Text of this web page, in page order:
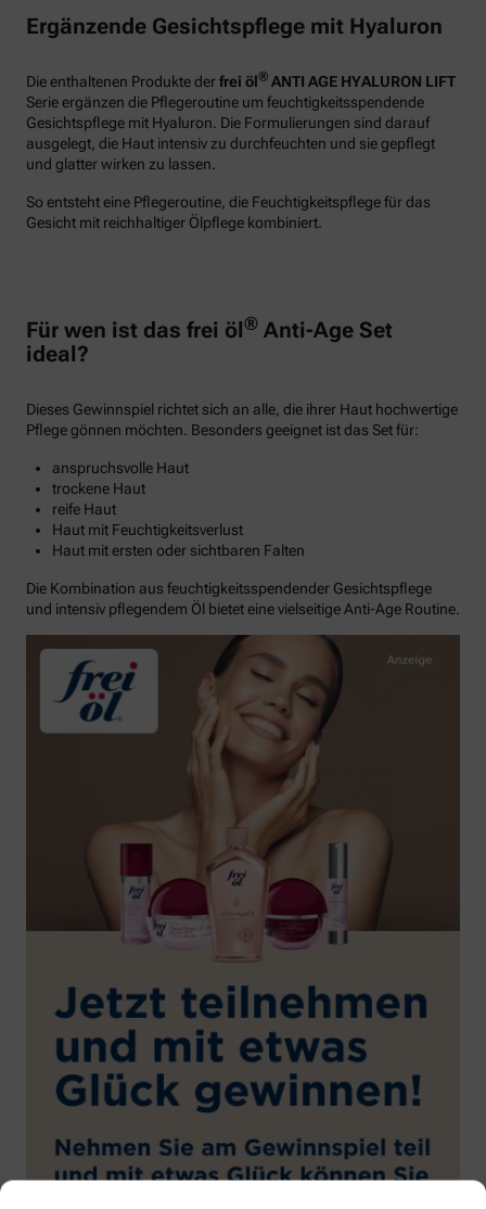
Ergänzende Gesichtspflege mit Hyaluron
Die enthaltenen Produkte derfrei öl® ANTI AGE HYALURON LIFT
Serie ergänzen die Pflegeroutine um feuchtigkeitsspendende
Gesichtspflege mit Hyaluron. Die Formulierungen sind darauf
ausgelegt, die Haut intensiv zu durchfeuchten und sie gepflegt
und glatter wirken zu lassen.
So entsteht eine Pflegeroutine, die Feuchtigkeitspflege für das
Gesicht mit reichhaltiger Ölpflege kombiniert.
Für wen ist das frei öl® Anti-Age Set
ideal?
Dieses Gewinnspiel richtet sich an alle, die ihrer Haut hochwertige
Pflege gönnen möchten. Besonders geeignet ist das Set für:
anspruchsvolle Haut
trockene Haut
reife Haut
Haut mit Feuchtigkeitsverlust
Haut mit ersten oder sichtbaren Falten
Die Kombination aus feuchtigkeitsspendender Gesichtspflege
und intensiv pflegendem Öl bietet eine vielseitige Anti-Age Routine.